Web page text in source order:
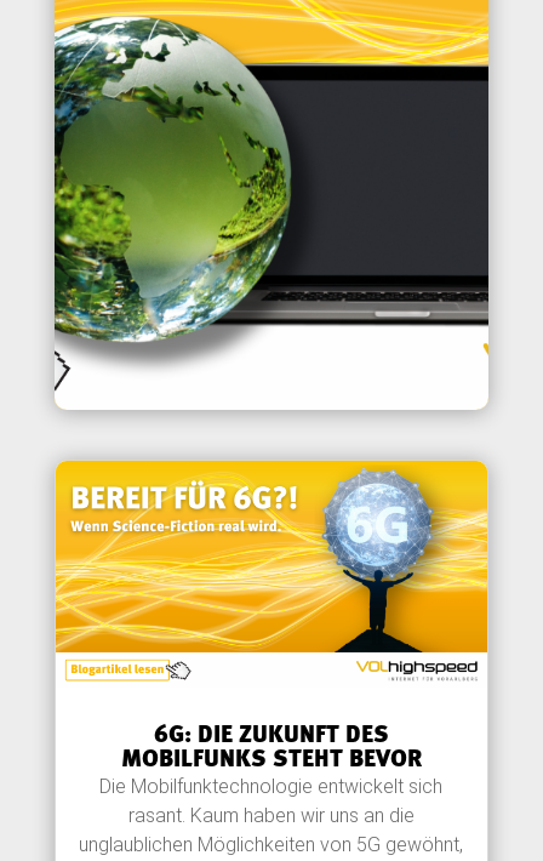
6G: DIE ZUKUNFT DES
MOBILFUNKS STEHT BEVOR
Die Mobilfunktechnologie entwickelt sich
rasant. Kaum haben wir uns an die
unglaublichen Möglichkeiten von 5G gewöhnt,